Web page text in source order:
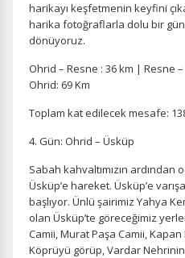
harikayı keşfetmenin keyfini
harika fotoğraflarla dolu bir
dönüyoruz.
Ohrid – Resne : 36 km | Resne
Ohrid: 69 Km
Toplam kat edilecek mesafe:
4. Gün: Ohrid – Üsküp
Sabah kahvaltımızın ardından
Üsküp’e hareket. Üsküp’e
başlıyor. Ünlü şairimiz Yahya
olan Üsküp’te göreceğimiz
Camii, Murat Paşa Camii, Kapan
Köprüyü görüp, Vardar Nehrinin